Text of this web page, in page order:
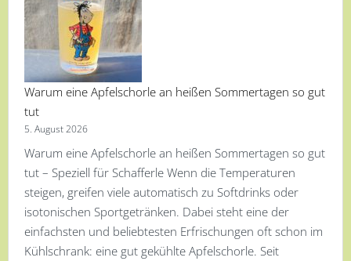
Warum eine Apfelschorle an heißen Sommertagen so gut
tut
5. August 2026
Warum eine Apfelschorle an heißen Sommertagen so gut
tut – Speziell für Schafferle Wenn die Temperaturen
steigen, greifen viele automatisch zu Softdrinks oder
isotonischen Sportgetränken. Dabei steht eine der
einfachsten und beliebtesten Erfrischungen oft schon im
Kühlschrank: eine gut gekühlte Apfelschorle. Seit